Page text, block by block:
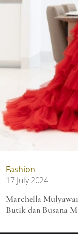
Fashion
17 July 2024
Marchella
Butik dan Busana